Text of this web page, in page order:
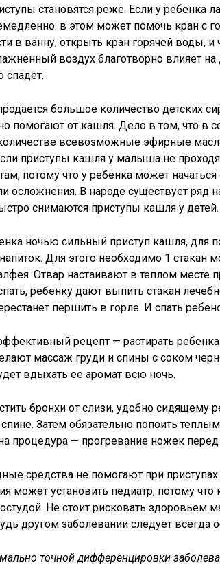
становятся реже. Если у ребенка
в этом может помочь кран с
в ванну, открыть кран горячей воды,
воздух благотворно влияет
спадет.
большое количество детских
помогают от кашля. Дело в том, что в
всевозможные эфирные
приступы кашля у малыша не
потому что у ребенка может
осложнения. В народе существует
снимаются приступы кашля у детей.
ночью сильный приступ кашля, для
Для этого необходимо 1 стакан
Отвар настаивают в теплом месте
ребенку дают выпить стакан
першить в горле. И спать
рецепт — растирать
массаж груди и спины с соком
вдыхать ее аромат всю ночь.
бронхи от слизи, удобно сидящему
спине. Затем обязательно попоить
процедура — прогревание ножек перед
средства не помогают при
может установить педиатр, потому
Не стоит рисковать
другом заболевании следует всегда
точной дифференцировки